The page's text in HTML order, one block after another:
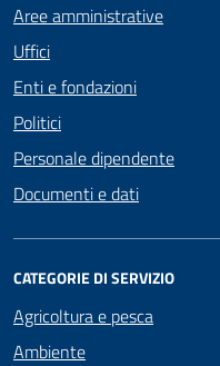
Aree amministrative
Uffici
Enti e fondazioni
Politici
Personale dipendente
Documenti e dati
CATEGORIE DI SERVIZIO
Agricoltura e pesca
Ambiente